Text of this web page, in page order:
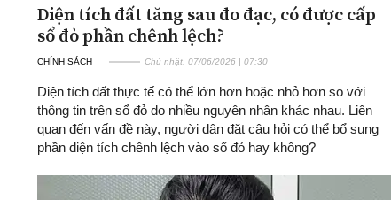
Diện tích đất tăng sau đo đạc, có được cấp
sổ đỏ phần chênh lệch?
CHÍNH SÁCH Chủ nhật, 07/06/2026 | 07:30
Diện tích đất thực tế có thể lớn hơn hoặc nhỏ hơn so với
thông tin trên sổ đỏ do nhiều nguyên nhân khác nhau. Liên
quan đến vấn đề này, người dân đặt câu hỏi có thể bổ sung
phần diện tích chênh lệch vào sổ đỏ hay không?